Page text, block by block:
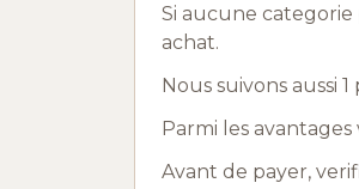
Si aucune
achat.
Nous suivons aussi
Parmi les
Avant de payer,